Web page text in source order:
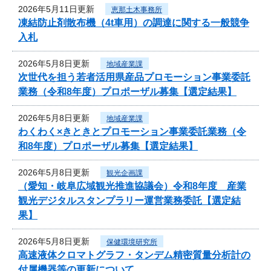
2026年5月11日更新 恵那土木事務所
凍結防止剤散布機（4t車用）の調達に関する一般競争
入札
2026年5月8日更新 地域産業課
次世代を担う若者活用県産品プロモーション事業委託
業務（令和8年度）プロポーザル募集【選定結果】
2026年5月8日更新 地域産業課
わくわく×きときとプロモーション事業委託業務（令
和8年度）プロポーザル募集【選定結果】
2026年5月8日更新 観光企画課
（愛知・岐阜広域観光推進協議会）令和8年度 産業
観光デジタルスタンプラリー運営業務委託【選定結
果】
2026年5月8日更新 保健環境研究所
高速液体クロマトグラフ・タンデム精密質量分析計の